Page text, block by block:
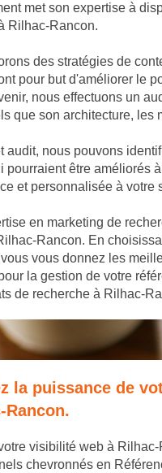
met son expertise à
Rilhac-Rancon.
des stratégies de
pour but d'améliorer le
nous effectuons un
que son architecture,
audit, nous pouvons
pourraient être améliorés
et personnalisée à
en marketing de
Rancon. En
vous donnez les
la gestion de votre
de recherche à Rilhac-
la puissance de
Rancon.
visibilité web à
chevronnés en